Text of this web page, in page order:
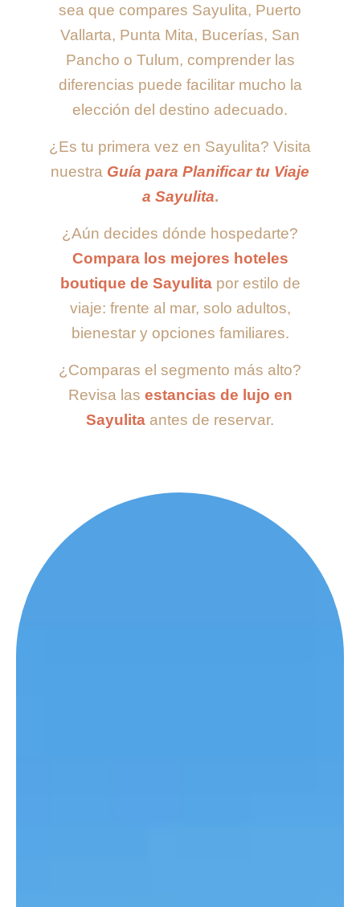
sea que compares Sayulita, Puerto
Vallarta, Punta Mita, Bucerías, San
Pancho o Tulum, comprender las
diferencias puede facilitar mucho la
elección del destino adecuado.
¿Es tu primera vez en Sayulita? Visita
nuestra Guía para Planificar tu Viaje
a Sayulita.
¿Aún decides dónde hospedarte?
Compara los mejores hoteles
boutique de Sayulitapor estilo de
viaje: frente al mar, solo adultos,
bienestar y opciones familiares.
¿Comparas el segmento más alto?
Revisa las estancias de lujo en
Sayulita antes de reservar.